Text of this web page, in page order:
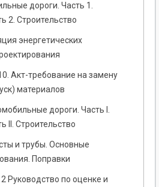
дороги. Часть 1.
2. Строительство
энергетических
Акт-требование на замену
материалов
дороги. Часть I.
II. Строительство
и трубы. Основные
Поправки
Руководство по оценке и